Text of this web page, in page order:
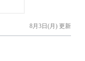
8月3日(月) 更新